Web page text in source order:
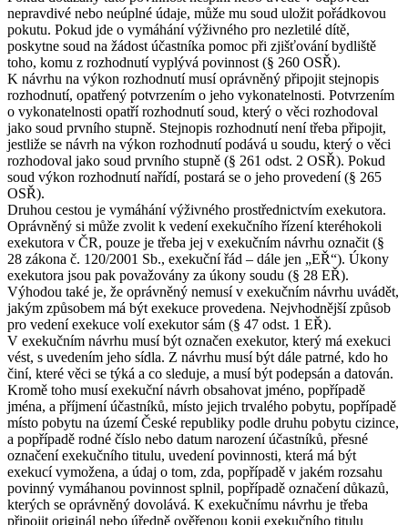
nepravdivé nebo neúplné údaje, může mu soud uložit pořádkovou
pokutu. Pokud jde o vymáhání výživného pro nezletilé dítě,
poskytne soud na žádost účastníka pomoc při zjišťování bydliště
toho, komu z rozhodnutí vyplývá povinnost (§ 260 OSŘ).
K návrhu na výkon rozhodnutí musí oprávněný připojit stejnopis
rozhodnutí, opatřený potvrzením o jeho vykonatelnosti. Potvrzením
o vykonatelnosti opatří rozhodnutí soud, který o věci rozhodoval
jako soud prvního stupně. Stejnopis rozhodnutí není třeba připojit,
jestliže se návrh na výkon rozhodnutí podává u soudu, který o věci
rozhodoval jako soud prvního stupně (§ 261 odst. 2 OSŘ). Pokud
soud výkon rozhodnutí nařídí, postará se o jeho provedení (§ 265
OSŘ).
Druhou cestou je vymáhání výživného prostřednictvím exekutora.
Oprávněný si může zvolit k vedení exekučního řízení kteréhokoli
exekutora v ČR, pouze je třeba jej v exekučním návrhu označit (§
28 zákona č. 120/2001 Sb., exekuční řád – dále jen „EŘ“). Úkony
exekutora jsou pak považovány za úkony soudu (§ 28 EŘ).
Výhodou také je, že oprávněný nemusí v exekučním návrhu uvádět,
jakým způsobem má být exekuce provedena. Nejvhodnější způsob
pro vedení exekuce volí exekutor sám (§ 47 odst. 1 EŘ).
V exekučním návrhu musí být označen exekutor, který má exekuci
vést, s uvedením jeho sídla. Z návrhu musí být dále patrné, kdo ho
činí, které věci se týká a co sleduje, a musí být podepsán a datován.
Kromě toho musí exekuční návrh obsahovat jméno, popřípadě
jména, a příjmení účastníků, místo jejich trvalého pobytu, popřípadě
místo pobytu na území České republiky podle druhu pobytu cizince,
a popřípadě rodné číslo nebo datum narození účastníků, přesné
označení exekučního titulu, uvedení povinnosti, která má být
exekucí vymožena, a údaj o tom, zda, popřípadě v jakém rozsahu
povinný vymáhanou povinnost splnil, popřípadě označení důkazů,
kterých se oprávněný dovolává. K exekučnímu návrhu je třeba
připojit originál nebo úředně ověřenou kopii exekučního titulu